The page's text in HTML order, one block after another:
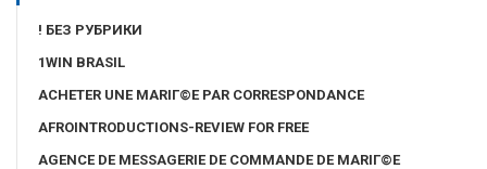
! БЕЗ РУБРИКИ
1WIN BRASIL
ACHETER UNE MARIГ©E PAR CORRESPONDANCE
AFROINTRODUCTIONS-REVIEW FOR FREE
AGENCE DE MESSAGERIE DE COMMANDE DE MARIГ©E